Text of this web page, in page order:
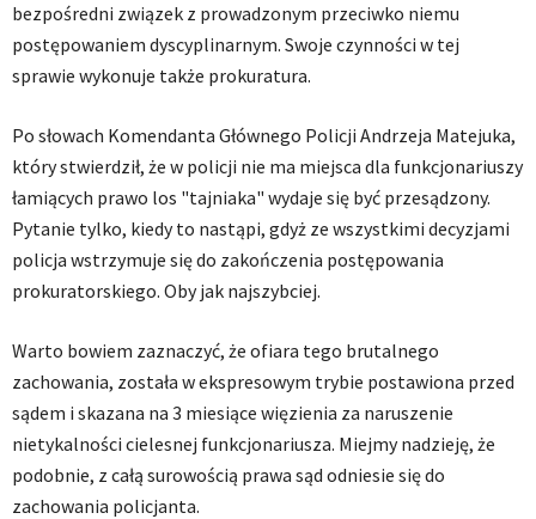
bezpośredni związek z prowadzonym przeciwko niemu
postępowaniem dyscyplinarnym. Swoje czynności w tej
sprawie wykonuje także prokuratura.
Po słowach Komendanta Głównego Policji Andrzeja Matejuka,
który stwierdził, że w policji nie ma miejsca dla funkcjonariuszy
łamiących prawo los "tajniaka" wydaje się być przesądzony.
Pytanie tylko, kiedy to nastąpi, gdyż ze wszystkimi decyzjami
policja wstrzymuje się do zakończenia postępowania
prokuratorskiego. Oby jak najszybciej.
Warto bowiem zaznaczyć, że ofiara tego brutalnego
zachowania, została w ekspresowym trybie postawiona przed
sądem i skazana na 3 miesiące więzienia za naruszenie
nietykalności cielesnej funkcjonariusza. Miejmy nadzieję, że
podobnie, z całą surowością prawa sąd odniesie się do
zachowania policjanta.